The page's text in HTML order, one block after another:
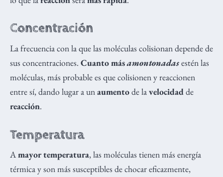
Concentración
La frecuencia con la que las moléculas colisionan depende de
sus concentraciones. Cuanto másamontonadasestén las
moléculas, más probable es que colisionen y reaccionen
entre sí, dando lugar a unaumentode lavelocidadde
reacción.
Temperatura
Amayor temperatura, las moléculas tienen más energía
térmica y son más susceptibles de chocar eficazmente,